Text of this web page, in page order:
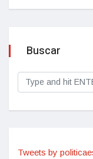
Buscar
Tweets by